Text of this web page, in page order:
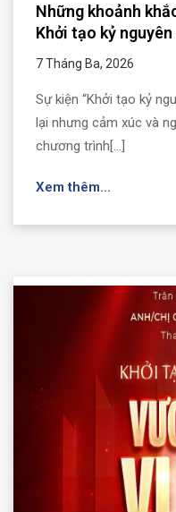
Những khoảnh
Khởi tạo kỷ
7 Tháng Ba, 2026
Sự kiện “Khởi tạo kỷ
lại nhưng cảm xúc và
chương trình[...]
Xem thêm...